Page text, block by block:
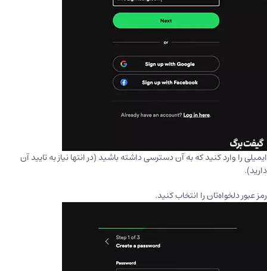
ایمیلی را وارد کنید که به آن دسترسی داشته باشید (در انتها نیاز به تایید آن
دارید).
رمز عبور دلخواه‌تان را انتخاب کنید.